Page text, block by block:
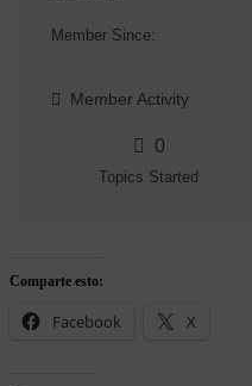
Member Since:
Member Activity
0
Topics Started
Comparte esto:
Facebook X